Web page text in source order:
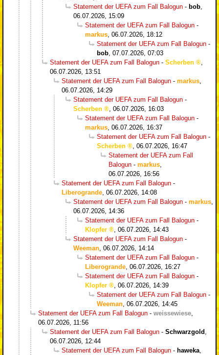
Statement der UEFA zum Fall Balogun - bob
06.07.2026, 15:09
Statement der UEFA zum Fall Balogun -
markus 06.07.2026, 18:12
Statement der UEFA zum Fall Balogun -
bob 07.07.2026, 07:03
Statement der UEFA zum Fall Balogun - Scherben
06.07.2026, 13:51
Statement der UEFA zum Fall Balogun - markus
06.07.2026, 14:29
Statement der UEFA zum Fall Balogun -
Scherben
06.07.2026, 16:03
Statement der UEFA zum Fall Balogun -
markus 06.07.2026, 16:37
Statement der UEFA zum Fall Balogun -
Scherben
06.07.2026, 16:47
Statement der UEFA zum Fall
Balogun - markus
06.07.2026, 16:56
Statement der UEFA zum Fall Balogun -
Liberogrande 06.07.2026, 14:08
Statement der UEFA zum Fall Balogun - markus
06.07.2026, 14:36
Statement der UEFA zum Fall Balogun -
Klopfer
06.07.2026, 14:43
Statement der UEFA zum Fall Balogun -
Weeman 06.07.2026, 14:14
Statement der UEFA zum Fall Balogun -
Liberogrande 06.07.2026, 16:27
Statement der UEFA zum Fall Balogun -
Klopfer
06.07.2026, 14:39
Statement der UEFA zum Fall Balogun -
Weeman 06.07.2026, 14:45
Statement der UEFA zum Fall Balogun - weissewiese
06.07.2026, 11:56
Statement der UEFA zum Fall Balogun - Schwarzgold
06.07.2026, 12:44
Statement der UEFA zum Fall Balogun - haweka